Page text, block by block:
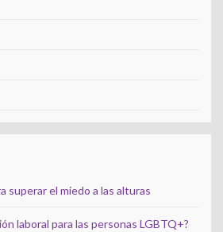
superar el miedo a las alturas
laboral para las personas LGBTQ+?